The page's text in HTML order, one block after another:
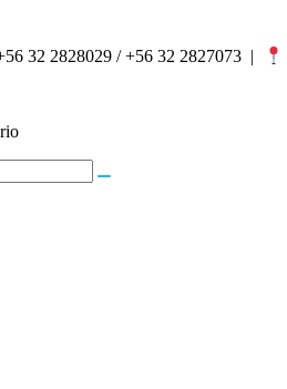
32 2828029 / +56 32 2827073 |